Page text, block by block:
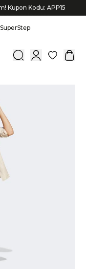
verilecektir.
Kupon Kodu: APP15
0